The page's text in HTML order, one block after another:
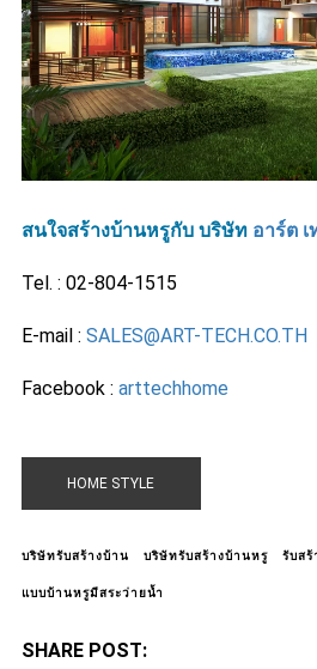
สนใจสร้างบ้านหรูกับ บริษัท อาร์ต
Tel. : 02-804-1515
E-mail : SALES@ART-TECH.CO.TH
Facebook : arttechhome
HOME STYLE
บริษัทรับสร้างบ้าน บริษัทรับสร้างบ้านหรู รับสร้
แบบบ้านหรูมีสระว่ายน้ำ
SHARE POST: